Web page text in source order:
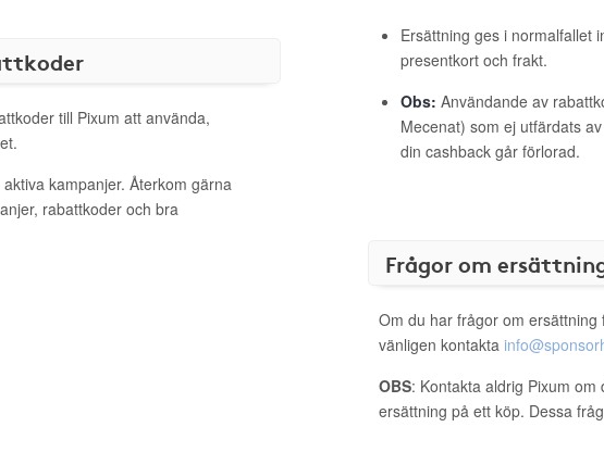
till Pixum att använda,
kampanjer. Återkom gärna
rabattkoder och bra
Ersättning ges i normalfallet
presentkort och frakt.
Obs: Användande av
Mecenat) som ej utfärdats
din cashback går förlorad.
Frågor om
Om du har frågor om
vänligen kontakta
OBS: Kontakta aldrig Pixum
ersättning på ett köp. Dessa